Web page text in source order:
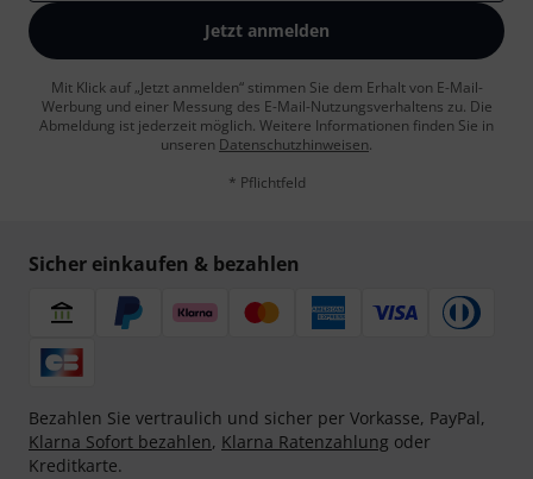
Jetzt anmelden
Mit Klick auf „Jetzt anmelden“ stimmen Sie dem Erhalt von E-Mail-
Werbung und einer Messung des E-Mail-Nutzungsverhaltens zu. Die
Abmeldung ist jederzeit möglich. Weitere Informationen finden Sie in
unseren Datenschutzhinweisen.
* Pflichtfeld
Sicher einkaufen & bezahlen
Bezahlen Sie vertraulich und sicher per Vorkasse, PayPal,
Klarna Sofort bezahlen, Klarna Ratenzahlung oder
Kreditkarte.